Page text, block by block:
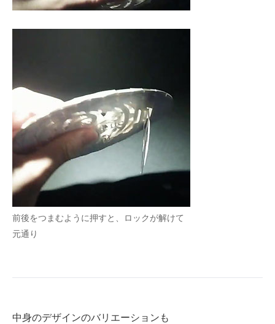
前後をつまむように押すと、ロックが解けて
元通り
中身のデザインのバリエーションも